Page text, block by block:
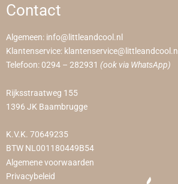
Contact
Algemeen: info@littleandcool.nl
Klantenservice: klantenservice@littleandcool.nl
Telefoon: 0294 – 282931 (ook via WhatsApp)
Rijksstraatweg 155
1396 JK Baambrugge
K.V.K. 70649235
BTW NL001180449B54
Algemene voorwaarden
Privacybeleid